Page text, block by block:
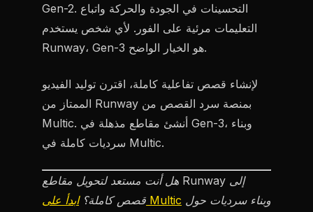
Gen-2. التحسينات في الجودة والحركة واتباع
التعليمات مرئية على الفور. لأي شخص يستخدم
Runway، Gen-3 هو الخيار الواضح.
لإنشاء قصص تفاعلية كاملة، اقترن توليد الفيديو
الممتاز من Runway بمنصة سرد القصص من
Multic. أنشئ مقاطع مذهلة في Gen-3، وبناء
سرديات كاملة في Multic.
هل أنت مستعد لتحويل مقاطع Runway إلى
قصص كاملة؟ ابدأ على Multic